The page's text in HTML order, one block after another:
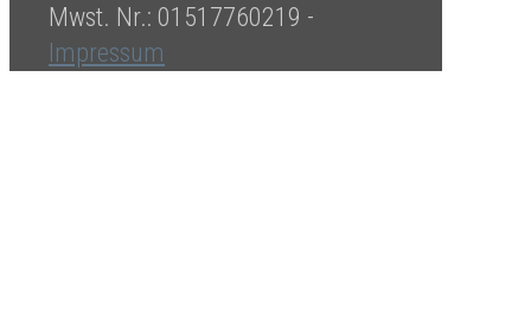
Mwst. Nr.: 01517760219 -
Impressum